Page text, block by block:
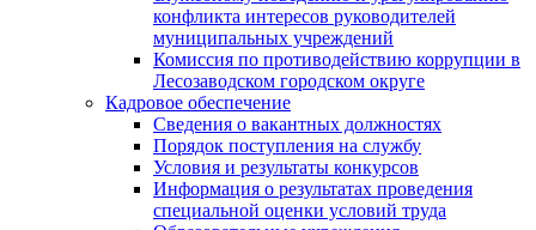
конфликта интересов руководителей
муниципальных учреждений
Комиссия по противодействию коррупции в
Лесозаводском городском округе
Кадровое обеспечение
Сведения о вакантных должностях
Порядок поступления на службу
Условия и результаты конкурсов
Информация о результатах проведения
специальной оценки условий труда